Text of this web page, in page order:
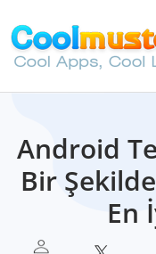
Android
Bir
En